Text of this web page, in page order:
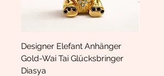
Designer Elefant Anhänger
Gold-Wai Tai Glücksbringer
Diasya